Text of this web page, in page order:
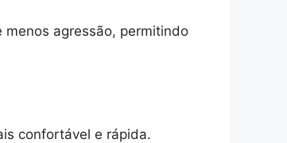
agressão, permitindo
confortável e rápida.